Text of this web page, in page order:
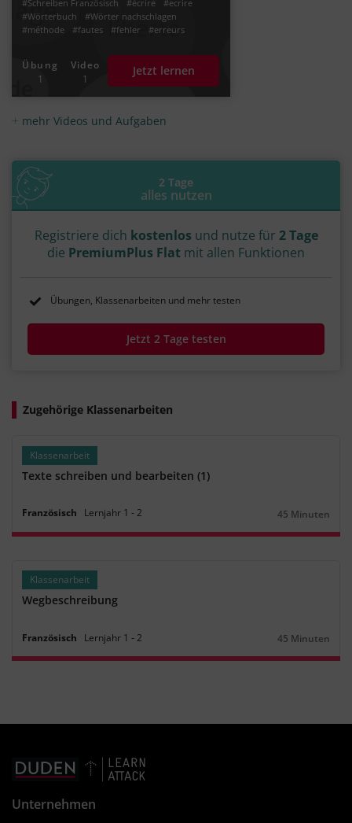
#Schreiben Französisch #écrire
#ecrire
#Wörterbuch
#Wörter nachschlagen
#méthode
#fautes #fehler
#erreurs
#Fehler finden Französisch
#Text auf Fehler durchsehen
#Fehler in Texten
Übung
1
Video
1
Jetzt lernen
mehr Videos und Aufgaben
2 Tage
alles nutzen
Registriere dich kostenlos und nutze für 2 Tage
die PremiumPlus Flat mit allen Funktionen
Übungen, Klassenarbeiten und mehr testen
Jetzt 2 Tage testen
Zugehörige Klassenarbeiten
Klassenarbeit
Texte schreiben und bearbeiten (1)
Französisch Lernjahr 1 ‐2
Dauer:
45 Minuten
Klassenarbeit
Wegbeschreibung
Französisch Lernjahr 1 ‐2
Dauer:
45 Minuten
Unternehmen